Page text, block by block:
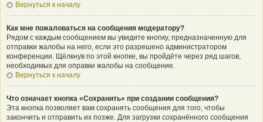
Вернуться к началу
Как мне пожаловаться на сообщения модератору?
Рядом с каждым сообщением вы увидите кнопку, предназначенную для
отправки жалобы на него, если это разрешено администратором
конференции. Щёлкнув по этой кнопке, вы пройдёте через ряд шагов,
необходимых для оправки жалобы на сообщение.
Вернуться к началу
Что означает кнопка «Сохранить» при создании сообщения?
Эта кнопка позволяет вам сохранять сообщения для того, чтобы
закончить и отправить их позже. Для загрузки сохранённого сообщения